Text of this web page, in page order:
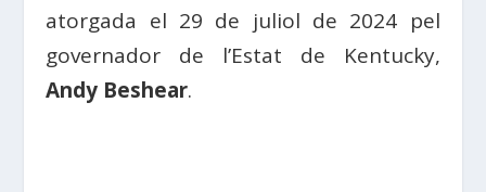
atorgada el 29 de juliol de 2024 pel
governador de l’Estat de Kentucky,
Andy Beshear.